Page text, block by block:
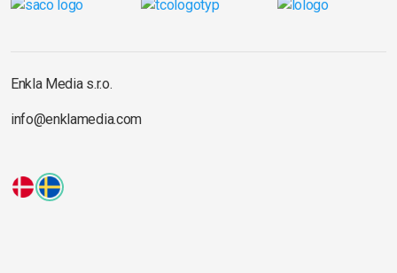
Enkla Media s.r.o.
info@enklamedia.com